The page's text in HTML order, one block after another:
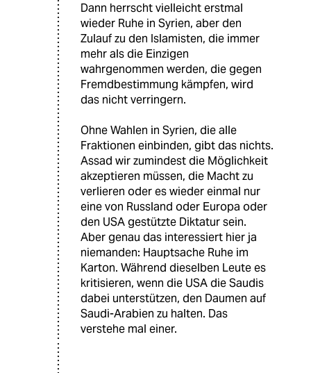
Dann herrscht vielleicht erstmal
wieder Ruhe in Syrien, aber den
Zulauf zu den Islamisten, die immer
mehr als die Einzigen
wahrgenommen werden, die gegen
Fremdbestimmung kämpfen, wird
das nicht verringern.
Ohne Wahlen in Syrien, die alle
Fraktionen einbinden, gibt das nichts.
Assad wir zumindest die Möglichkeit
akzeptieren müssen, die Macht zu
verlieren oder es wieder einmal nur
eine von Russland oder Europa oder
den USA gestützte Diktatur sein.
Aber genau das interessiert hier ja
niemanden: Hauptsache Ruhe im
Karton. Während dieselben Leute es
kritisieren, wenn die USA die Saudis
dabei unterstützen, den Daumen auf
Saudi-Arabien zu halten. Das
verstehe mal einer.